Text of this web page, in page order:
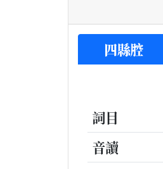
四縣腔
詞目
音讀